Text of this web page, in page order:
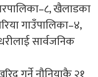
खैलाडका
गाउँपालिका–४,
सार्वजनिक